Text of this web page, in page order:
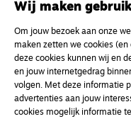
Wij maken
Om jouw bezoek aan onze
maken zetten we cookies
deze cookies kunnen wij en
en jouw internetgedrag
volgen. Met deze informatie
advertenties aan jouw
cookies mogelijk informatie